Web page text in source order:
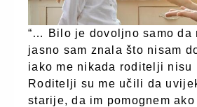
“… Bilo je dovoljno samo da
jasno sam znala što nisam
iako me nikada roditelji
Roditelji su me učili da
starije, da im pomognem